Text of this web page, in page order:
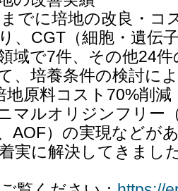
でに培地の改良・コ
、CGT（細胞・遺伝
域で7件、その他24
、培養条件の検討に
地原料コスト70%削
マルオリジンフリー
AOF）の実現などが
実に解決してきまし